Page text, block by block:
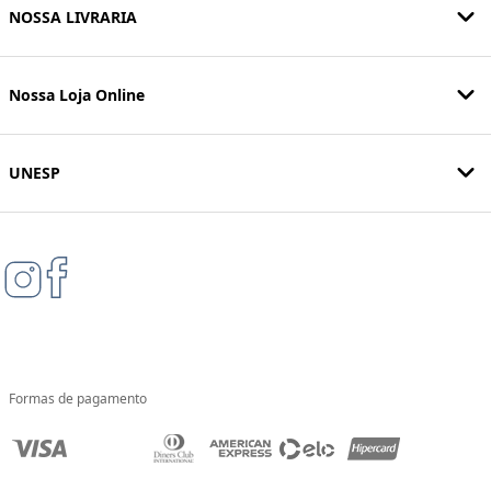
NOSSA LIVRARIA
Nossa Loja Online
UNESP
Formas de pagamento